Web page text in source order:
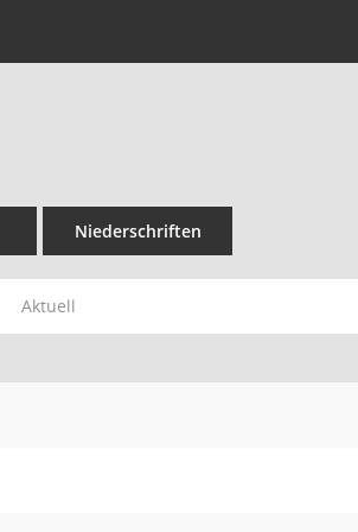
Niederschriften
Aktuell